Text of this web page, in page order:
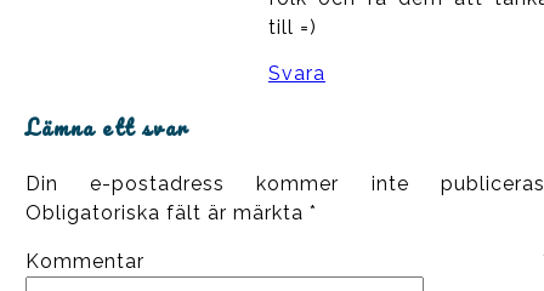
till =)
Svara
Lämna ett svar
Din e-postadress kommer inte
Obligatoriska fält är märkta *
Kommentar